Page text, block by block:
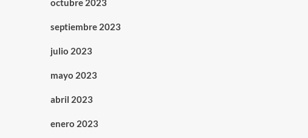
octubre 2023
septiembre 2023
julio 2023
mayo 2023
abril 2023
enero 2023